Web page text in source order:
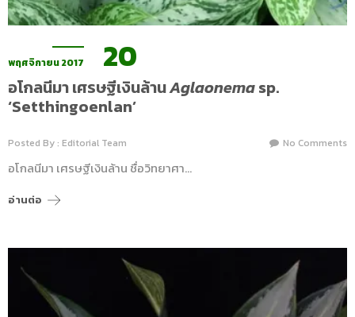
พฤศจิกายน 2017 20
อโกลนีมา เศรษฐีเงินล้านAglaonemasp.
‘Setthingoenlan’
Posted By : Editorial Team No Comments
อโกลนีมา เศรษฐีเงินล้าน ชื่อวิทยาศา…
อ่านต่อ